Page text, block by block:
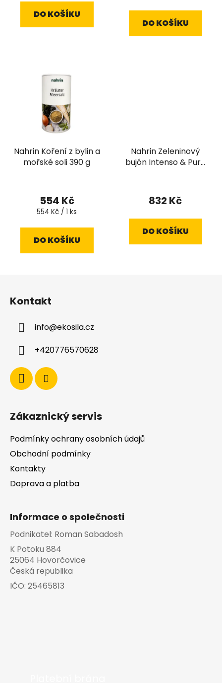
DO KOŠÍKU
DO KOŠÍKU
Nahrin Koření z bylin a
mořské soli 390 g
hodnocení
produktu
4,8
554 Kč
Měrná
554 Kč / 1 ks
DO KOŠÍKU
Nahrin Zeleninový
bujón Intenso & Puro
832 Kč
DO KOŠÍKU
Kontakt
info@ekosila.cz
+420776570628
Zákaznický servis
Podmínky ochrany osobních údajů
Obchodní podmínky
Kontakty
Doprava a platba
Informace o společnosti
Podnikatel: Roman Sabadosh
K Potoku 884
25064 Hovorčovice
Česká republika
IČO: 25465813